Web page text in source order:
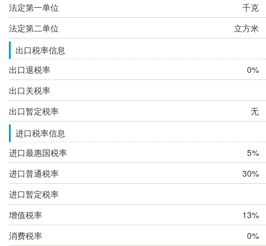
法定第一单位
千克
法定第二单位
立方米
出口税率信息
出口退税率
0%
出口关税率
出口暂定税率
无
进口税率信息
进口最惠国税率
5%
进口普通税率
30%
进口暂定税率
增值税率
13%
消费税率
0%